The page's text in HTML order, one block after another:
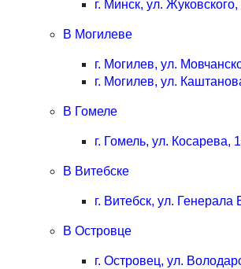
г. Минск, ул. Жуковского,
В Могилеве
г. Могилев, ул.
г. Могилев, ул.
В Гомеле
г. Гомель, ул. Косарева,
В Витебске
г. Витебск, ул.
В Островце
г. Островец, ул.